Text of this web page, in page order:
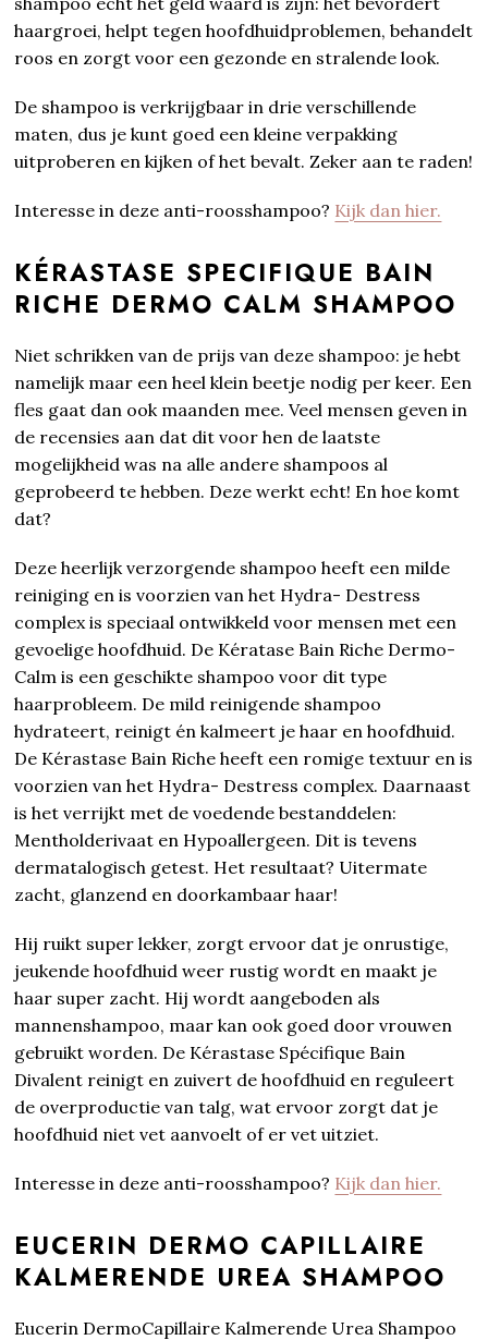
haargroei, helpt tegen hoofdhuidproblemen, behandelt
roos en zorgt voor een gezonde en stralende look.
De shampoo is verkrijgbaar in drie verschillende
maten, dus je kunt goed een kleine verpakking
uitproberen en kijken of het bevalt. Zeker aan te raden!
Interesse in deze anti-roosshampoo? Kijk dan hier.
KÉRASTASE SPECIFIQUE BAIN
RICHE DERMO CALM SHAMPOO
Niet schrikken van de prijs van deze shampoo: je hebt
namelijk maar een heel klein beetje nodig per keer. Een
fles gaat dan ook maanden mee. Veel mensen geven in
de recensies aan dat dit voor hen de laatste
mogelijkheid was na alle andere shampoos al
geprobeerd te hebben. Deze werkt echt! En hoe komt
dat?
Deze heerlijk verzorgende shampoo heeft een milde
reiniging en is voorzien van het Hydra- Destress
complex is speciaal ontwikkeld voor mensen met een
gevoelige hoofdhuid. De Kératase Bain Riche Dermo-
Calm is een geschikte shampoo voor dit type
haarprobleem. De mild reinigende shampoo
hydrateert, reinigt én kalmeert je haar en hoofdhuid.
De Kérastase Bain Riche heeft een romige textuur en is
voorzien van het Hydra- Destress complex. Daarnaast
is het verrijkt met de voedende bestanddelen:
Mentholderivaat en Hypoallergeen. Dit is tevens
dermatalogisch getest. Het resultaat? Uitermate
zacht, glanzend en doorkambaar haar!
Hij ruikt super lekker, zorgt ervoor dat je onrustige,
jeukende hoofdhuid weer rustig wordt en maakt je
haar super zacht. Hij wordt aangeboden als
mannenshampoo, maar kan ook goed door vrouwen
gebruikt worden. De Kérastase Spécifique Bain
Divalent reinigt en zuivert de hoofdhuid en reguleert
de overproductie van talg, wat ervoor zorgt dat je
hoofdhuid niet vet aanvoelt of er vet uitziet.
Interesse in deze anti-roosshampoo? Kijk dan hier.
EUCERIN DERMO CAPILLAIRE
KALMERENDE UREA SHAMPOO
Eucerin DermoCapillaire Kalmerende Urea Shampoo